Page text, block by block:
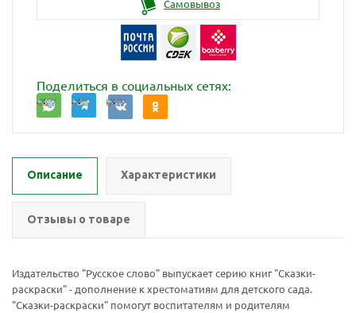
Самовывоз
Поделиться в социальных сетях:
Описание Характеристики
Отзывы о товаре
Издательство "Русское слово" выпускает серию книг "Сказки-
раскраски" - дополнение к хрестоматиям для детского сада.
"Сказки-раскраски" помогут воспитателям и родителям